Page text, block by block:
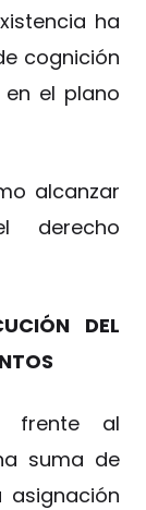
ha
cognición
el plano
alcanzar
derecho
DEL
frente al
suma de